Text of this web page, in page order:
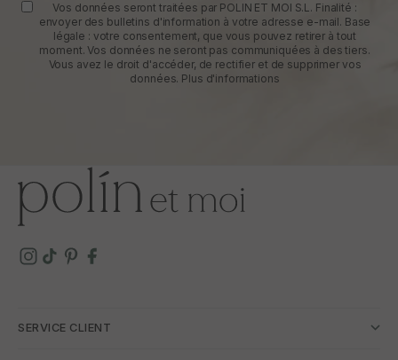
Vos données seront traitées par POLIN ET MOI S.L. Finalité :
envoyer des bulletins d'information à votre adresse e-mail. Base
légale : votre consentement, que vous pouvez retirer à tout
moment. Vos données ne seront pas communiquées à des tiers.
Vous avez le droit d'accéder, de rectifier et de supprimer vos
données. Plus d'informations
SERVICE CLIENT